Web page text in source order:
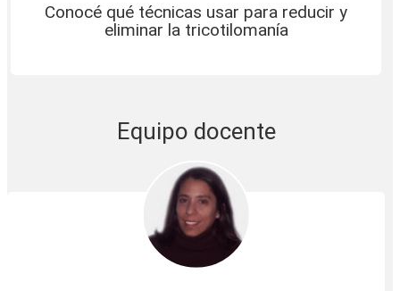
Conocé qué técnicas usar para reducir y
eliminar la tricotilomanía
Equipo docente